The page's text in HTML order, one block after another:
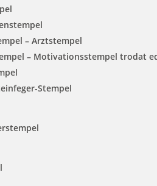
– Arztstempel
– Motivationsstempel trodat
Stempel
Stempel mit Textplatte
€